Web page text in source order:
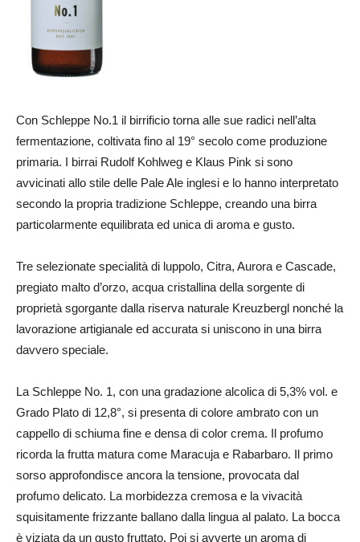
Con Schleppe No.1 il birrificio torna alle sue radici nell’alta
fermentazione, coltivata fino al 19° secolo come produzione
primaria. I birrai Rudolf Kohlweg e Klaus Pink si sono
avvicinati allo stile delle Pale Ale inglesi e lo hanno interpretato
secondo la propria tradizione Schleppe, creando una birra
particolarmente equilibrata ed unica di aroma e gusto.
Tre selezionate specialità di luppolo, Citra, Aurora e Cascade,
pregiato malto d’orzo, acqua cristallina della sorgente di
proprietà sgorgante dalla riserva naturale Kreuzbergl nonché la
lavorazione artigianale ed accurata si uniscono in una birra
davvero speciale.
La Schleppe No. 1, con una gradazione alcolica di 5,3% vol. e
Grado Plato di 12,8°, si presenta di colore ambrato con un
cappello di schiuma fine e densa di color crema. Il profumo
ricorda la frutta matura come Maracuja e Rabarbaro. Il primo
sorso approfondisce ancora la tensione, provocata dal
profumo delicato. La morbidezza cremosa e la vivacità
squisitamente frizzante ballano dalla lingua al palato. La bocca
è viziata da un gusto fruttato. Poi si avverte un aroma di